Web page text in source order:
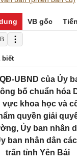
VB gốc
biết
UBND của Ủy
bố chuẩn hóa
vực khoa học và
quyền giải
Ủy ban nhân
ban nhân dân
trấn tỉnh Yên Bái